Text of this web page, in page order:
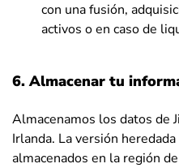
con una fusión,
activos o en caso de
6. Almacenar tu
Almacenamos los datos de
Irlanda. La versión
almacenados en la región